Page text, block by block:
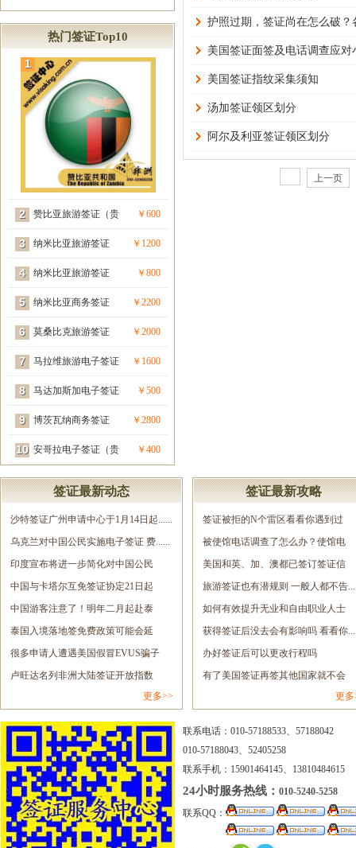
热门签证Top10
1
赞比亚旅游签证（贵
宾签）
￥600
2
纳米比亚旅游签证
（贵宾签）
￥1200
3
纳米比亚旅游签证 ￥800
4
纳米比亚商务签证
（贵宾签）
￥2200
5
莫桑比克旅游签证
（贵宾签）
￥2000
6
马拉维旅游电子签证
（贵宾签）
￥1600
7
马达加斯加电子签证
（贵宾签）
￥500
8
博茨瓦纳商务签证
（贵宾签）
￥2800
9
安哥拉电子签证（贵
宾签）
￥400
10
护照过期，签证尚在怎么破？
美国签证面签及电话调查应对
美国签证指纹采集须知
汤加签证领区划分
阿尔及利亚签证领区划分
上一页
签证最新动态
沙特签证广州申请中心于1月14日起......
乌克兰对中国公民实施电子签证 费......
印度宣布将进一步简化对中国公民
签......
中国与卡塔尔互免签证协定21日起
正......
中国游客注意了！明年二月起赴泰
旅......
泰国入境落地签免费政策可能会延
长......
很多申请人遭遇美国假冒EVUS骗子
网......
卢旺达名列非洲大陆签证开放指数
更多>>
签证最新攻略
签证被拒的N个雷区看看你遇到过
几......
被使馆电话调查了怎么办？使馆电
调......
美国和英、加、澳都已签订签证信
息......
旅游签证也有潜规则 一般人都不告
如何有效提升无业和自由职业人士
的......
获得签证后没去会有影响吗 看看你
办好签证后可以更改行程吗
有了美国签证再签其他国家就不会
更多
联系电话：010-57188533、57188042
010-57188043、52405258
联系手机：15901464145、13810484615
24小时服务热线： 010-5240-5258
联系QQ：